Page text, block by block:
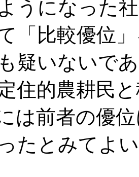
うになった
「比較優位
疑いないで
住的農耕民
は前者の優
たとみてよ